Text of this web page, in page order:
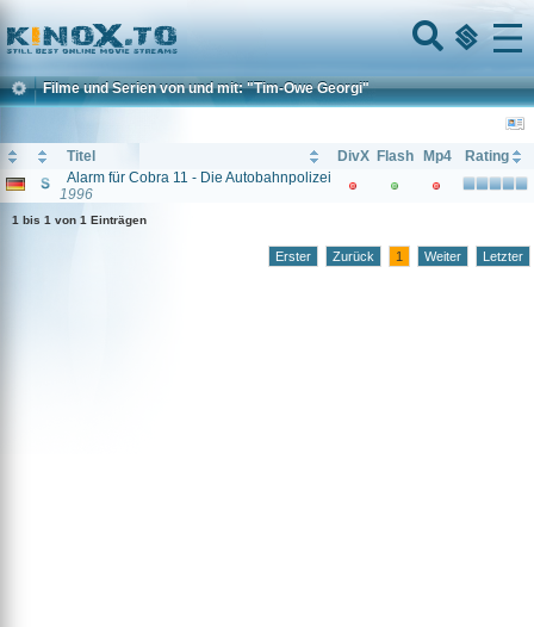
Home
Menu
Filme und Serien von und mit: "Tim-Owe Georgi"
Titel DivX Flash Mp4
Rating
Alarm für Cobra 11 - Die Autobahnpolizei
1996
1 bis 1 von 1 Einträgen
Erster Zurück 1 Weiter Letzter